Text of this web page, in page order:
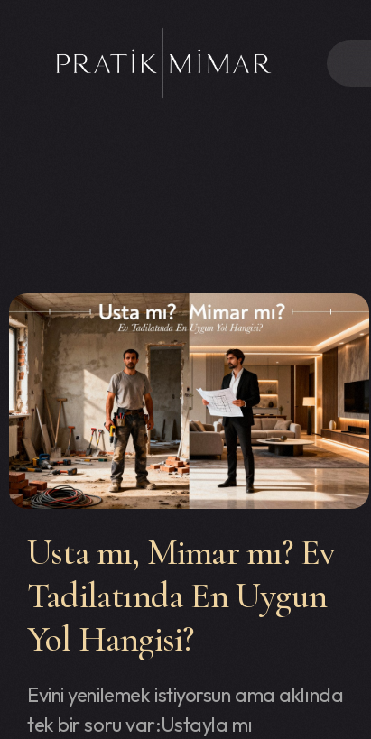
Usta mı, Mimar mı? Ev
Tadilatında En Uygun
Yol Hangisi?
Evini yenilemek istiyorsun ama aklında
tek bir soru var:Ustayla mı